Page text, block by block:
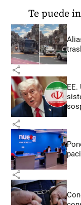
Te puede
share
share
share